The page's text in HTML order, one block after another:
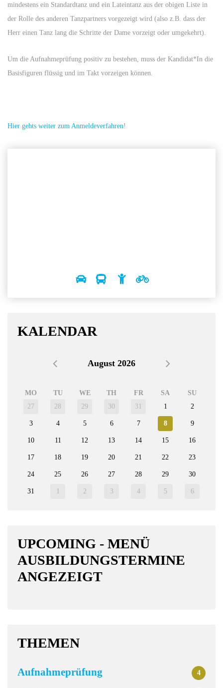
mindestens ein Standardtanz und ein Lateintanz aus der obigen Liste in
der Rolle des anderen Tanzpartners vorgezeigt wird (also z.B. dass der
Herr einen Tanz lang die Schritte der Dame vorzeigt oder umgekehrt).
Um die Aufnahmeprüfung positiv zu bestehen, muss der Kandidat*In die
Basisfiguren flüssig und im Takt vorzeigen können.
Hier gehts weiter zum Anmeldeverfahren!
KALENDAR
August 2026
MO TU WE TH FR SA
SU
27
28 29 30 31 1 2
3 4 5 6 7 8 9
10 11 12 13 14 15 16
17 18 19 20 21 22 23
24 25 26 27 28 29 30
31 1 2 3 4 5 6
UPCOMING - MENÜ
AUSBILDUNGSTERMINE
ANGEZEIGT
THEMEN
Aufnahmeprüfung 4